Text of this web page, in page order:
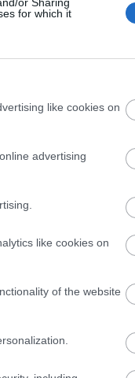
for which it
like cookies on
advertising
like cookies on
of the website